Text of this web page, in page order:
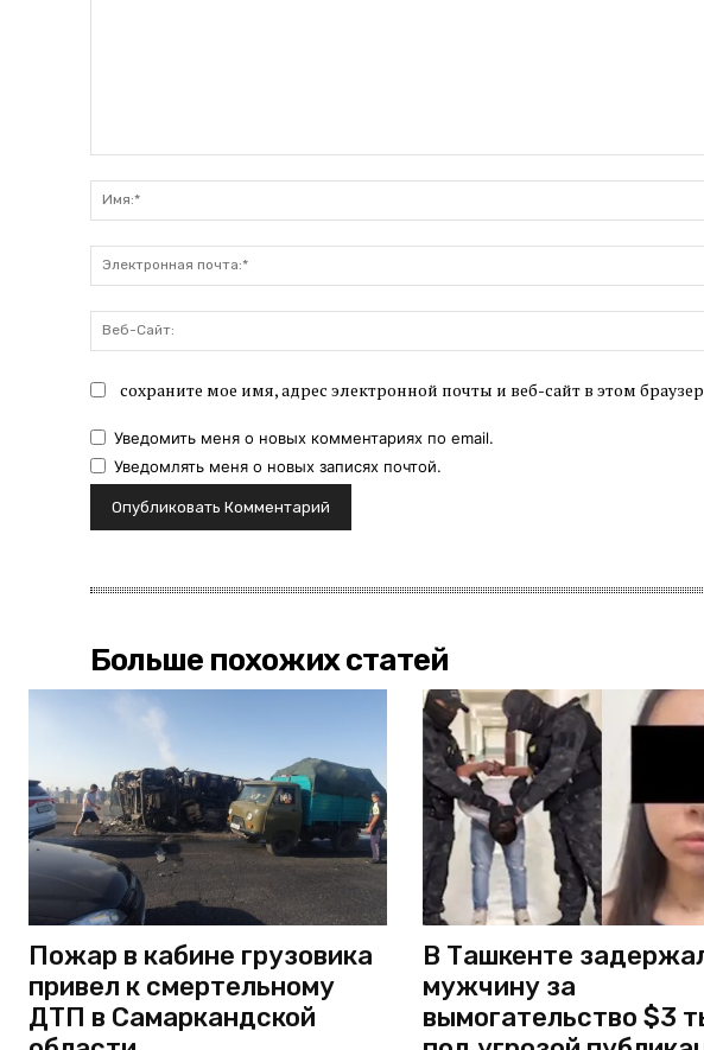
сохраните мое имя, адрес электронной почты и веб-сайт в этом
Уведомить меня о новых комментариях по email.
Уведомлять меня о новых записях почтой.
Больше похожих статей
Пожар в кабине грузовика
привел к смертельному
ДТП в Самаркандской
В Ташкенте
мужчину за
вымогательство $3